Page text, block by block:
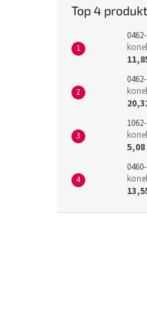
Top 4